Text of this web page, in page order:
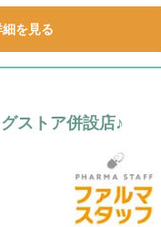
細を見る
ストア併設店♪